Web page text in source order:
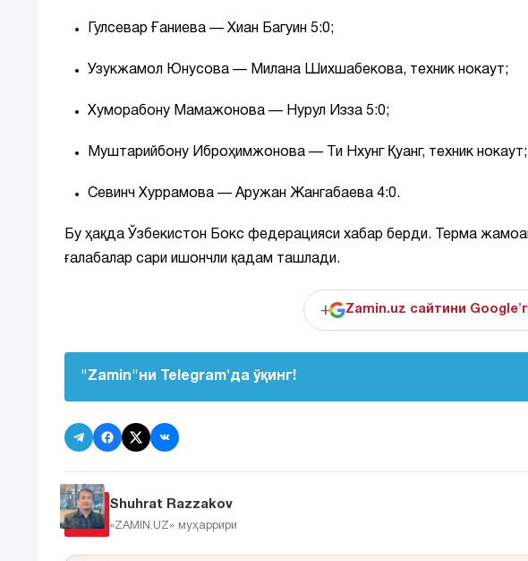
Гулсевар Ғаниева — Хиан Багуин 5:0;
Узукжамол Юнусова — Милана Шихшабекова, техник нокаут;
Хуморабону Мамажонова — Нурул Изза 5:0;
Муштарийбону Иброҳимжонова — Ти Нхунг Қуанг, техник нокаут;
Севинч Хуррамова — Аружан Жангабаева 4:0.
Бу ҳақда Ўзбекистон Бокс федерацияси хабар берди. Терма
ғалабалар сари ишончли қадам ташлади.
+ Zamin.uz сайтини
"Zamin"ни Telegram'да ўқинг!
Shuhrat Razzakov
«ZAMIN.UZ» муҳаррири